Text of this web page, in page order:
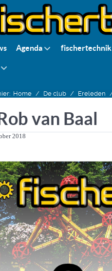
Agenda fischertechnik
Home De club Ereleden
van Baal
2018